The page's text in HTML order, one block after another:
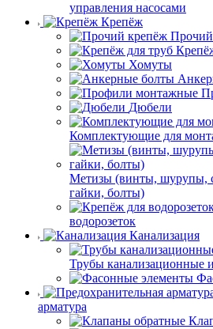
управления насосами
Крепёж
Хомуты
Дюбели
Комплектующие для
Метизы (винты, шурупы,
гайки, болты)
водорозеток
Канализация
Трубы канализационные
арматура